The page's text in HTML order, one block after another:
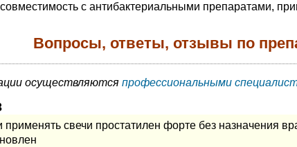
с антибактериальными препаратами,
Вопросы, ответы, отзывы по
осуществляются профессиональными
свечи простатилен форте без назначения